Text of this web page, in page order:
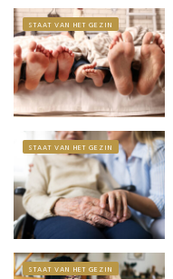
STAAT VAN HET GEZIN
STAAT VAN HET GEZIN
STAAT VAN HET GEZIN